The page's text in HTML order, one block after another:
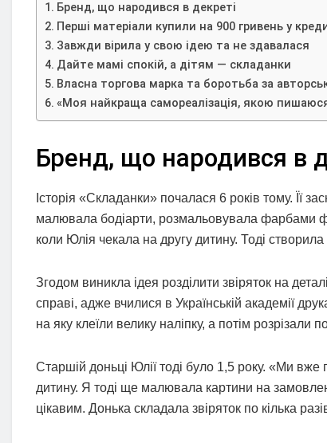
Бренд, що народився в декреті
Перші матеріали купили на 900 гривень у
Завжди вірила у свою ідею та не здавалася
Дайте мамі спокій, а дітям — складанки
Власна торгова марка та боротьба за
«Моя найкраща самореалізація, якою
Бренд, що народився в
Історія «Складанки» почалася 6 років тому. Її
малювала бодіарти, розмальовувала фарбами
коли Юлія чекала на другу дитину. Тоді
Згодом виникла ідея розділити звіряток на
справі, адже вчилися в Українській академії
на яку клеїли велику наліпку, а потім розрізали
Старшій доньці Юлії тоді було 1,5 року. «Ми вже
дитину. Я тоді ще малювала картини на
цікавим. Донька складала звіряток по кілька